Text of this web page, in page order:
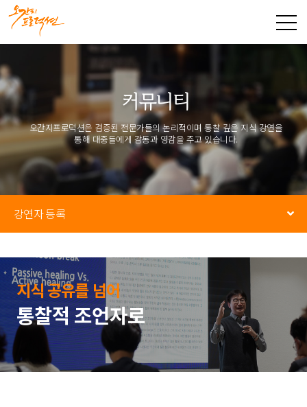
커뮤니티
오간지프로덕션은 검증된 전문가들의 논리적이며 통찰 깊은 지식 강연을
통해대중들에게 감동과 영감을 주고 있습니다.
강연자 등록
지식 공유를 넘어
통찰적 조언자로